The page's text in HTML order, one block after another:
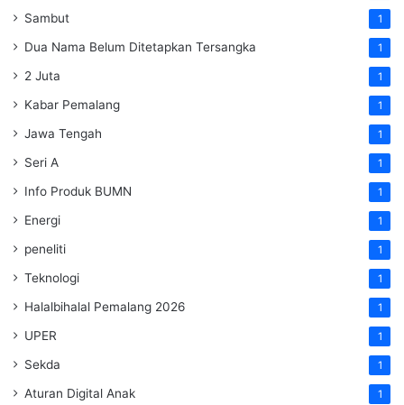
Sambut 1
Dua Nama Belum Ditetapkan Tersangka 1
2 Juta 1
Kabar Pemalang 1
Jawa Tengah 1
Seri A 1
Info Produk BUMN 1
Energi 1
peneliti 1
Teknologi 1
Halalbihalal Pemalang 2026 1
UPER 1
Sekda 1
Aturan Digital Anak 1